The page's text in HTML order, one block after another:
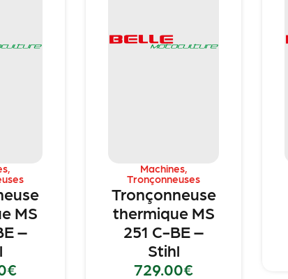
,
MS
–
€
Machines,
Tronçonneuses
Tronçonneuse
thermique MS
251 C-BE –
Stihl
729.00€